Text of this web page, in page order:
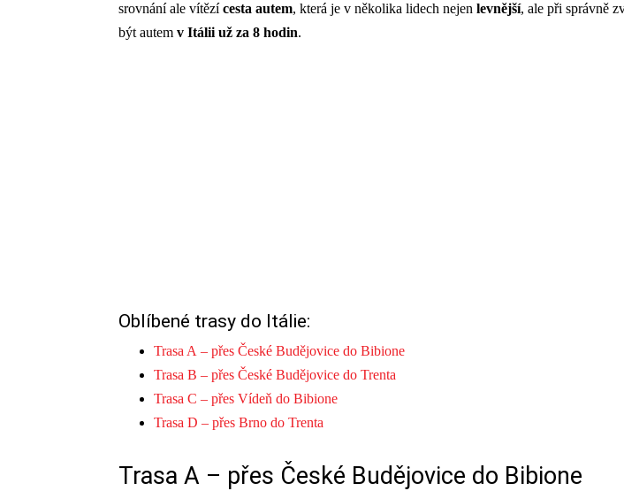
srovnání ale vítězícesta autem, která je v několika lidech nejen levnější, ale při správně
být autem v Itálii už za 8 hodin.
Oblíbené trasy do Itálie:
Trasa A – přes České Budějovice do Bibione
Trasa B – přes České Budějovice do Trenta
Trasa C – přes Vídeň do Bibione
Trasa D – přes Brno do Trenta
Trasa A – přes České Budějovice do Bibione